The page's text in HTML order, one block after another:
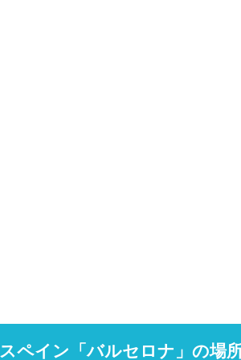
スペイン「バルセロナ」の場